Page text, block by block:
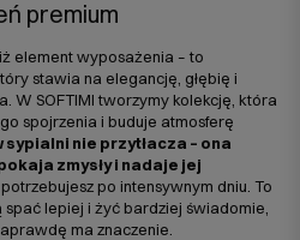
premium
element wyposażenia – to
stawia na elegancję, głębię i
W SOFTIMI tworzymy kolekcję, która
spojrzenia i buduje atmosferę
sypialni nie przytłacza – ona
zmysły i nadaje jej
potrzebujesz po intensywnym dniu. To
lepiej i żyć bardziej świadomie,
ma znaczenie.